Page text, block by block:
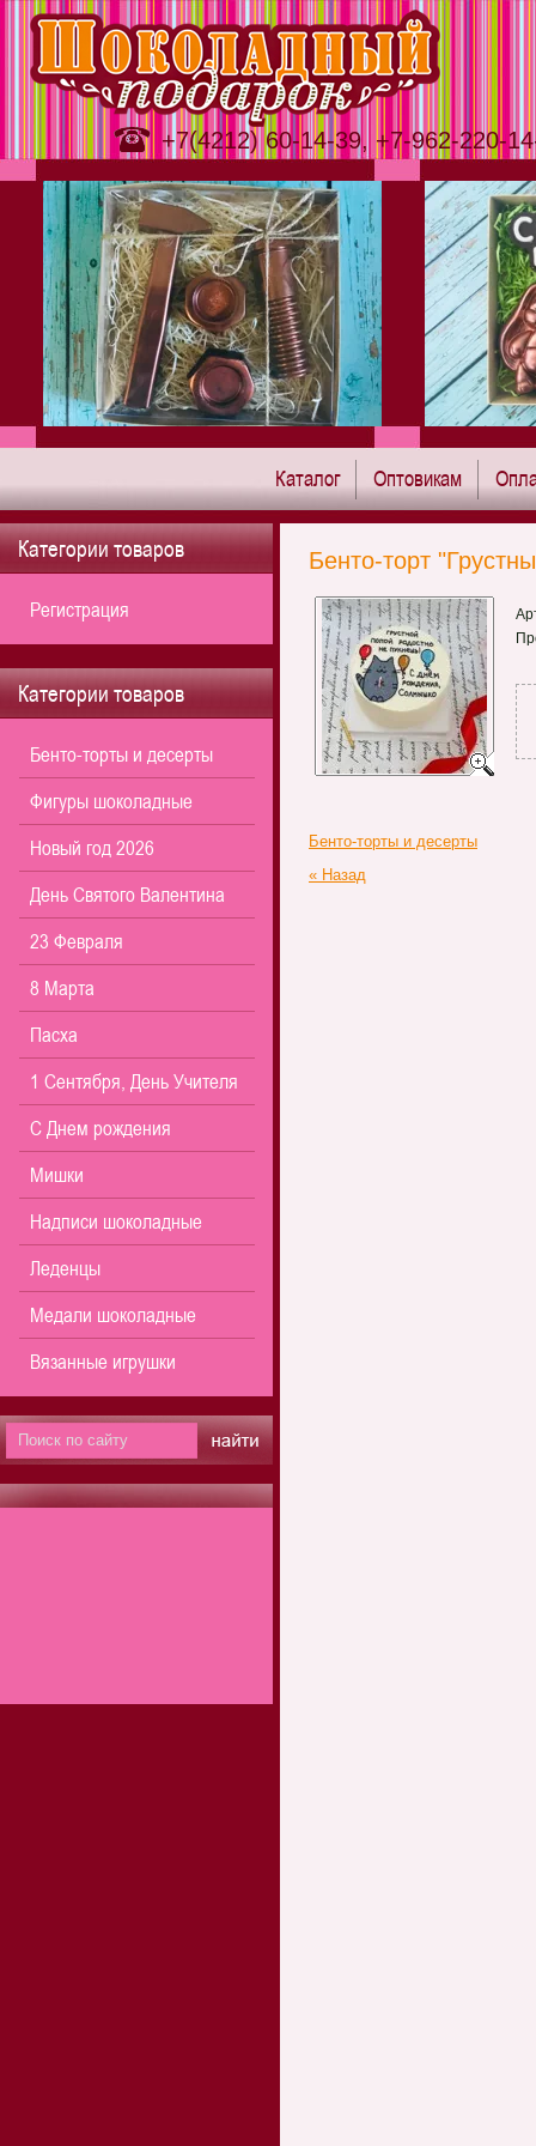
Каталог Оптовикам
+7(4212) 60-14-39, +7-962-220-
Бенто-торт
Бенто-торты и десерты
« Назад
Категории товаров
Регистрация
Категории товаров
Бенто-торты и десерты
Фигуры шоколадные
Новый год 2026
День Святого Валентина
23 Февраля
8 Марта
Пасха
1 Сентября, День Учителя
С Днем рождения
Мишки
Надписи шоколадные
Леденцы
Медали шоколадные
Вязанные игрушки